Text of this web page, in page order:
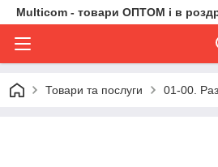
Multicom - товари ОПТОМ і в
Товари та послуги 01-00.